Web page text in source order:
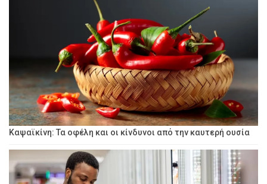
Καψαϊκίνη: Τα οφέλη και οι κίνδυνοι από την καυτερή ουσία